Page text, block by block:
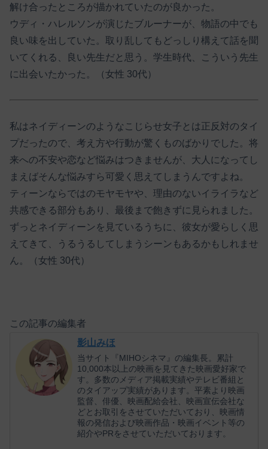
解け合ったところが描かれていたのが良かった。
ウディ・ハレルソンが演じたブルーナーが、物語の中でも
良い味を出していた。取り乱してもどっしり構えて話を聞
いてくれる、良い先生だと思う。学生時代、こういう先生
に出会いたかった。（女性 30代）
私はネイディーンのようなこじらせ女子とは正反対のタイ
プだったので、考え方や行動が驚くものばかりでした。将
来への不安や恋など悩みはつきませんが、大人になってし
まえばそんな悩みすら可愛く思えてしまうんですよね。
ティーンならではのモヤモヤや、理由のないイライラなど
共感できる部分もあり、最後まで飽きずに見られました。
ずっとネイディーンを見ているうちに、彼女が愛らしく思
えてきて、うるうるしてしまうシーンもあるかもしれませ
ん。（女性 30代）
この記事の編集者
影山みほ
当サイト『MIHOシネマ』の編集長。累計
10,000本以上の映画を見てきた映画愛好家で
す。多数のメディア掲載実績やテレビ番組と
のタイアップ実績があります。平素より映画
監督、俳優、映画配給会社、映画宣伝会社な
どとお取引をさせていただいており、映画情
報の発信および映画作品・映画イベント等の
紹介やPRをさせていただいております。